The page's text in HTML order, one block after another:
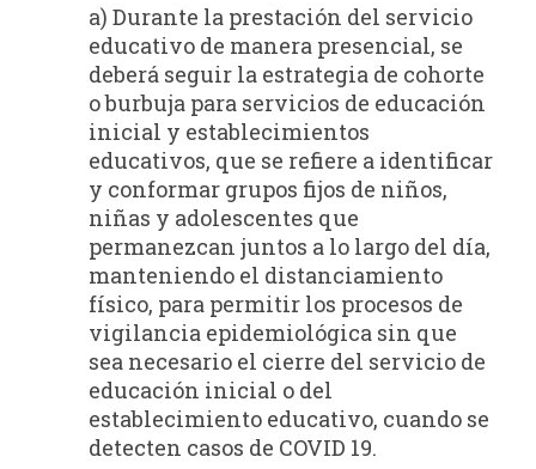
a) Durante la prestación del servicio
educativo de manera presencial, se
deberá seguir la estrategia de cohorte
o burbuja para servicios de educación
inicial y establecimientos
educativos, que se refiere a identificar
y conformar grupos fijos de niños,
niñas y adolescentes que
permanezcan juntos a lo largo del día,
manteniendo el distanciamiento
físico, para permitir los procesos de
vigilancia epidemiológica sin que
sea necesario el cierre del servicio de
educación inicial o del
establecimiento educativo, cuando se
detecten casos de COVID 19.